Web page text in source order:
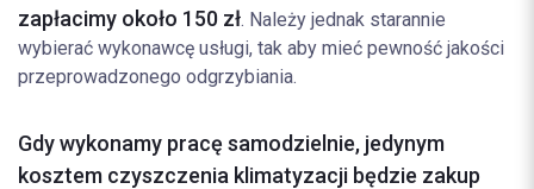
zapłacimy około 150 zł. Należy jednak starannie
wybierać wykonawcę usługi, tak aby mieć pewność jakości
przeprowadzonego odgrzybiania.
Gdy wykonamy pracę samodzielnie, jedynym
kosztem czyszczenia klimatyzacji będzie zakup